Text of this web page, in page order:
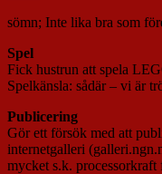
sömn; Inte lika bra som
Spel
Fick hustrun att spela
Spelkänsla: sådär – vi är
Publicering
Gör ett försök med att
internetgalleri
mycket s.k. processorkraft